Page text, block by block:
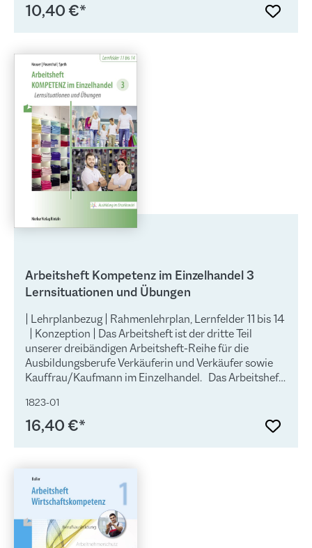
10,40 €*
Arbeitsheft Kompetenz im Einzelhandel 3
Lernsituationen und Übungen
| Lehrplanbezug | Rahmenlehrplan, Lernfelder 11 bis 14
unserer dreibändigen Arbeitsheft-Reihe für die
Ausbildungsberufe Verkäuferin und Verkäufer sowie
Kauffrau/Kaufmann im Einzelhandel. Das Arbeitsheft
das berufsorientierte ganzheitliche und
selbstbestimmte Lernen. Dabei werden die Lernfelder
des Rahmenlehrplans in Form von Lernsituationen
Diskussion der Schülerinnen und Schüler. Sie fördern
also Kompetenzen, die weit über die reine
Fachkompetenz hinausgehen. Weiterführende
Aufgabenstellungen vertiefen die Inhalte und
ermöglichen eine individuelle Differenzierung. Das
1823-01
16,40 €*